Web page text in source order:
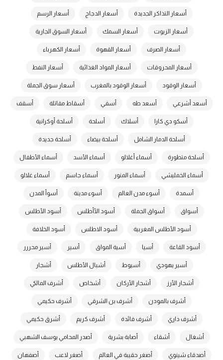
أسعار التذاكر الجديدة أسعار الدجاج أسعار الرسم
أسعار الزيوت أسعار السمك أسعار السوق الجارية
أسعار الصرف أسعار القهوة أسعار الكهرباء
أسعار المحروقات أسعار المواد الغذائية أسعار النفط
أسعار الوقود أسعار الوقود بالمغرب أسعار سوق الجملة
أسعد أشرعي أسعد طه أسفي أسقاط مقاتلة أسقف
أسكو دي كارا أسلاك أسلحة أسلحة أوكرانية
أسلحة الدمار الشامل أسلحة بيضاء أسلحة جديدة
أسلحة متطورة أسماء أغلالو أسماء الأسد أسماء الأطفال
أسماء الخمليشي أسماء المنور أسماء جاسم أسماء غلالو
أسمدة أسوء مدن العالم أسوء مدينة أسوأ المدن
أسواق أسواق الجملة أسود الأأطلس أسود الأطلس
أسود الأطلس المغربية أسود الاطلس أسود الخلافة
أسود القاعة أسيا أسية المواق أسير أسير محررر
أسير يهودي أسيوط أشبال الأطلس أشجار
أشجار الأرز أشجار الأركان أشخاص أشرف المالكي
أشرف بالمودن أشرف بن الشرقي أشرف حكيمي
أشرف داري أشرف فائدة أشرف كريم أشرق حكيمي
أشغال أشقاء أصابة بشرية أصدر المحامي يوسف الشهبي
أصدقاء شينوي أصغر حقيبة في العالم أصغر لاعب أصفهان